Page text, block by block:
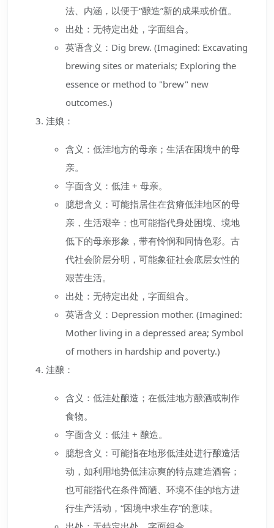
法、内涵，以便于“酿造”新的成果或价值。
出处：无特定出处，字面组合。
英语含义：Dig brew. (Imagined: Excavating
brewing sites or materials; Exploring the
essence or method to "brew" new
outcomes.)
洼娘：
含义：低洼地方的母亲；生活在困境中的母
亲。
字面含义：低洼 + 母亲。
臆想含义：可能指居住在贫瘠低洼地区的母
亲，生活艰辛；也可能指代身处困境、境地
低下的母亲形象，带有怜悯和同情色彩。古
代社会阶层分明，可能象征社会底层女性的
艰苦生活。
出处：无特定出处，字面组合。
英语含义：Depression mother. (Imagined:
Mother living in a depressed area; Symbol
of mothers in hardship and poverty.)
洼酿：
含义：低洼处酿造；在低洼地方酿酒或制作
食物。
字面含义：低洼 + 酿造。
臆想含义：可能指在地形低洼处进行酿造活
动，如利用地势低洼凉爽的特点建造酒窖；
也可能指代在条件简陋、环境不佳的地方进
行生产活动，“困境中求生存”的意味。